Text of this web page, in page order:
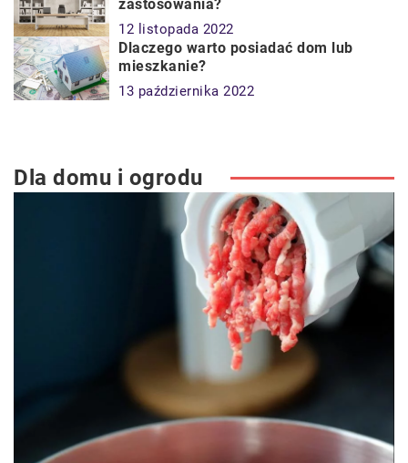
zastosowania?
12 listopada 2022
Dlaczego warto posiadać dom lub
mieszkanie?
13 października 2022
Dla domu i ogrodu